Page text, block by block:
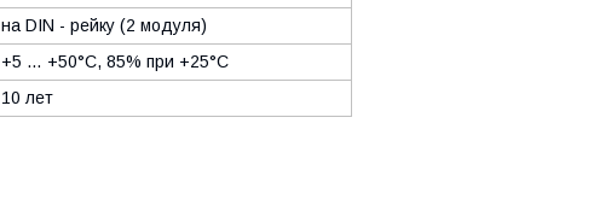
на DIN - рейку (2 модуля)
+5 … +50°C, 85% при +25°C
10 лет